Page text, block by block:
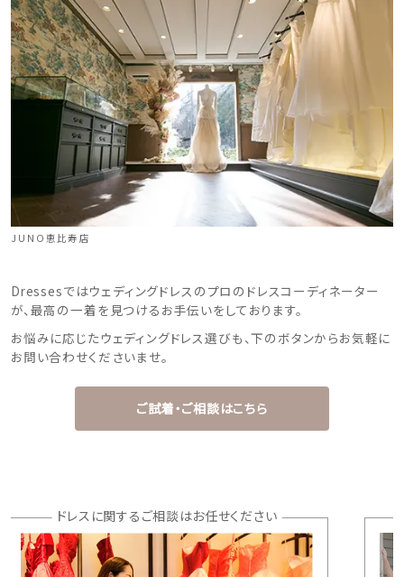
JUNO恵比寿店
Dressesではウェディングドレスのプロのドレスコーディネーター
が、最高の一着を見つけるお手伝いをしております。
お悩みに応じたウェディングドレス選びも、下のボタンからお気軽に
お問い合わせくださいませ。
ご試着・ご相談はこちら
ドレスに関するご相談はお任せください